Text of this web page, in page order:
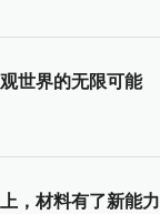
世界的无限可能
，材料有了新能力